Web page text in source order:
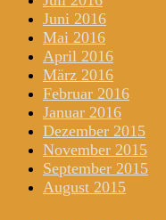
Juni 2016
Mai 2016
April 2016
März 2016
Februar 2016
Januar 2016
Dezember 2015
November 2015
September 2015
August 2015